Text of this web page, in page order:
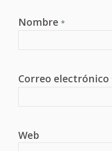
Nombre *
Correo electrónico
Web